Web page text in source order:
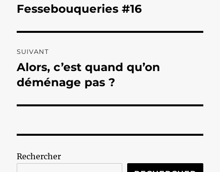
de
Publication
Fessebouqueries #16
SUIVANT
Publication
suivante :
Alors, c’est quand qu’on
déménage pas ?
Rechercher